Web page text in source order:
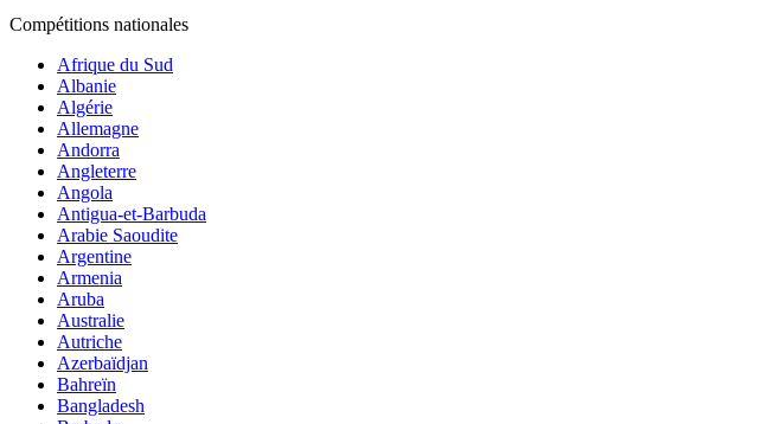
Compétitions nationales
Afrique du Sud
Albanie
Algérie
Allemagne
Andorra
Angleterre
Angola
Antigua-et-Barbuda
Arabie Saoudite
Argentine
Armenia
Aruba
Australie
Autriche
Azerbaïdjan
Bahreïn
Bangladesh